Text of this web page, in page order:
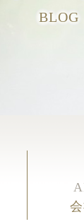
BLOG